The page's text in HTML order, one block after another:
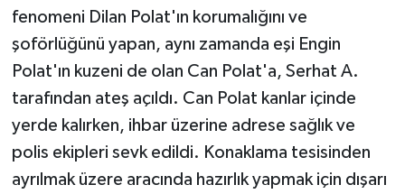
fenomeni Dilan Polat'ın korumalığını ve
şoförlüğünü yapan, aynı zamanda eşi Engin
Polat'ın kuzeni de olan Can Polat'a, Serhat A.
tarafından ateş açıldı. Can Polat kanlar içinde
yerde kalırken, ihbar üzerine adrese sağlık ve
polis ekipleri sevk edildi. Konaklama tesisinden
ayrılmak üzere aracında hazırlık yapmak için dışarı